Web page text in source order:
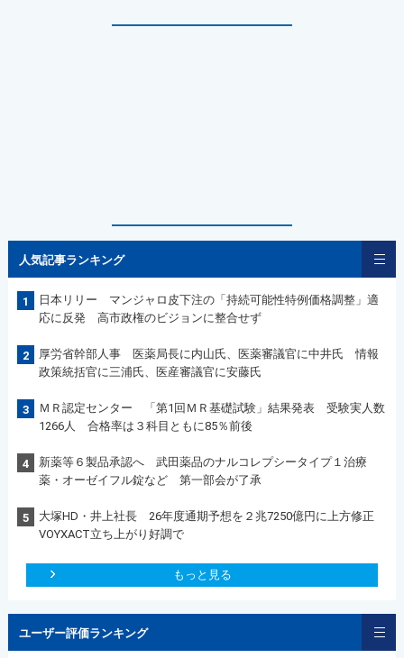
人気記事ランキング
1
日本リリー マンジャロ皮下注の「持続可能性特例価格調整」適
応に反発 高市政権のビジョンに整合せず
2
厚労省幹部人事 医薬局長に内山氏、医薬審議官に中井氏 情報
政策統括官に三浦氏、医産審議官に安藤氏
3
ＭＲ認定センター 「第1回ＭＲ基礎試験」結果発表 受験実人数
1266人 合格率は３科目ともに85％前後
4
新薬等６製品承認へ 武田薬品のナルコレプシータイプ１治療
薬・オーゼイフル錠など 第一部会が了承
5
大塚HD・井上社長 26年度通期予想を２兆7250億円に上方修正
VOYXACT立ち上がり好調で
もっと見る
ユーザー評価ランキング